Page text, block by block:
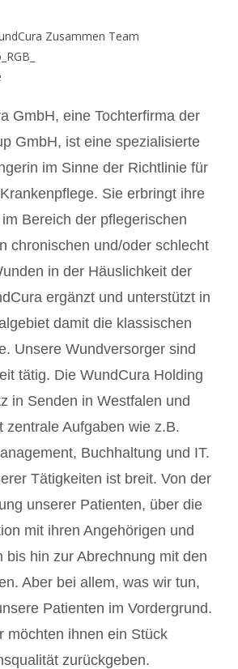
GmbH, eine Tochterfirma der
GmbH, ist eine spezialisierte
im Sinne der Richtlinie für
Sie erbringt ihre
Bereich der pflegerischen
chronischen und/oder schlecht
in der Häuslichkeit der
ergänzt und unterstützt in
damit die klassischen
Unsere Wundversorger sind
tätig. Die WundCura Holding
in Senden in Westfalen und
zentrale Aufgaben wie z.B.
Buchhaltung und IT.
Tätigkeiten ist breit. Von der
unserer Patienten, über die
mit ihren Angehörigen und
bis hin zur Abrechnung mit den
Aber bei allem, was wir tun,
Patienten im Vordergrund.
möchten ihnen ein Stück
zurückgeben.